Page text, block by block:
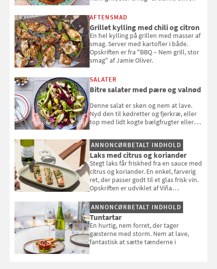
AFTENSMAD
Grillet kylling med chili og citron
En hel kylling på grillen med masser af
smag. Server med kartofler i både.
Opskriften er fra "BBQ – Nem grill, stor
smag" af Jamie Oliver.
SALATER
Bitre salater med pære og valnød
Denne salat er skøn og nem at lave.
Nyd den til kødretter og fjerkræ, eller
top med lidt kogte bælgfrugter eller
selvstændigt måltid. Opskriften er fra
Louisa Lorangs kogebog "Salat".
ANNONCØRBETALT INDHOLD
Laks med citrus og koriander
Stegt laks får friskhed fra en sauce med
citrus og koriander. En enkel, farverig
ret, der passer godt til et glas frisk vin.
Opskriften er udviklet af Viña
ANNONCØRBETALT INDHOLD
Tuntartar
En hurtig, nem forret, der tager
gæsterne med storm. Nem at lave,
fantastisk at sætte tænderne i